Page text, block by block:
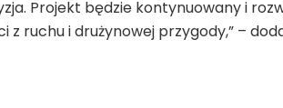
Projekt będzie kontynuowany i
z ruchu i drużynowej przygody,” –